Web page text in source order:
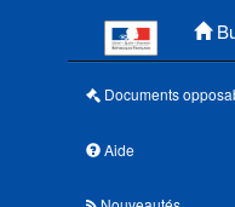
Documents
Aide